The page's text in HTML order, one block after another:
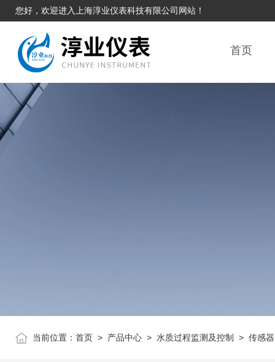
您好，欢迎进入上海淳业仪表科技有限公司网站！
首页
当前位置： 首页 > 产品中心 > 水质过程监测及控制 > 传感